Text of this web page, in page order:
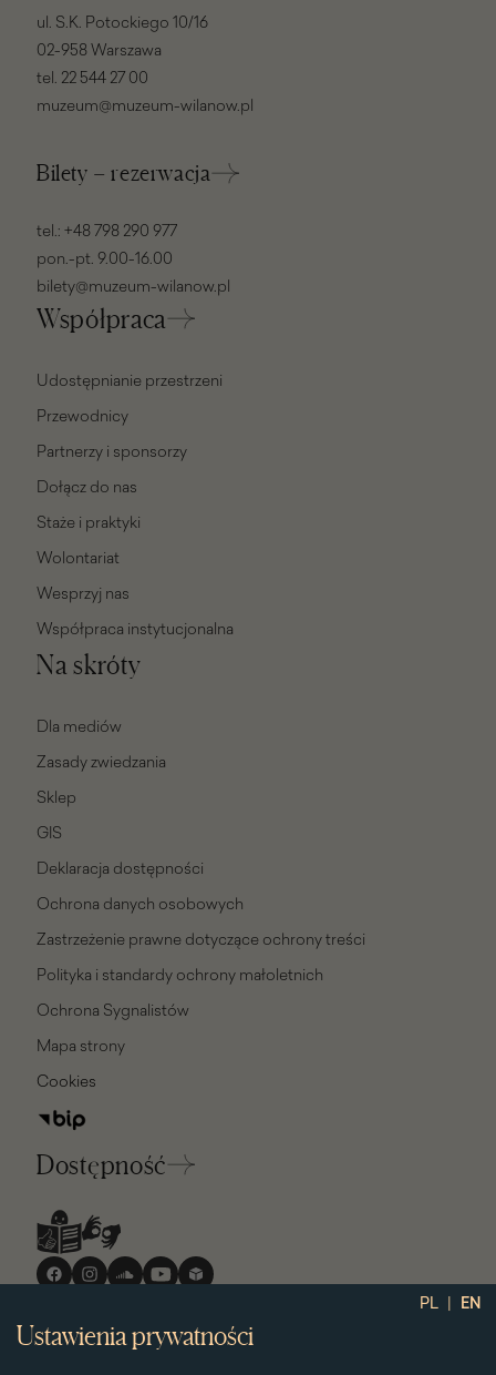
PL | EN
Ustawienia prywatności
ul. S.K. Potockiego 10/16
02-958 Warszawa
tel. 22 544 27 00
muzeum@muzeum-wilanow.pl
Bilety – rezerwacja
tel.: +48 798 290 977
pon.-pt. 9.00-16.00
bilety@muzeum-wilanow.pl
Współpraca
Udostępnianie przestrzeni
Przewodnicy
Partnerzy i sponsorzy
Dołącz do nas
Staże i praktyki
Wolontariat
Wesprzyj nas
Współpraca instytucjonalna
Na skróty
Dla mediów
Zasady zwiedzania
Sklep
GIS
Deklaracja dostępności
Ochrona danych osobowych
Zastrzeżenie prawne dotyczące ochrony treści
Polityka i standardy ochrony małoletnich
Ochrona Sygnalistów
Mapa strony
Cookies
Dostępność
Media
społecznościowe